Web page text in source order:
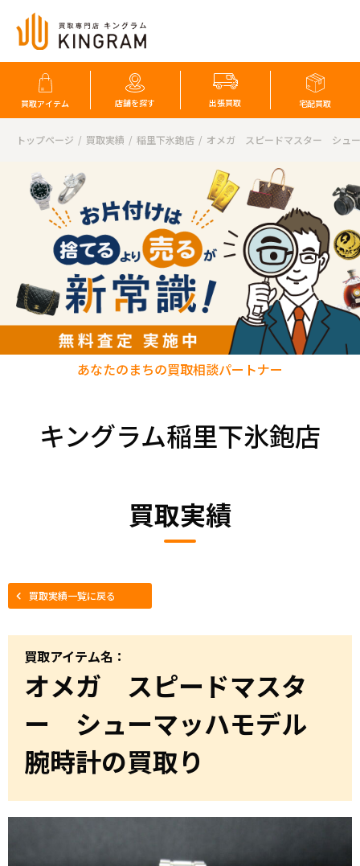
買取アイテム 店舗を探す 出張買取 宅配買取
トップページ 買取実績 稲里下氷鉋店 オメガ スピードマスター シュ
キングラム稲里下氷鉋店
あなたのまちの買取相談パートナー
買取実績
買取実績一覧に戻る
買取アイテム名：
オメガ スピードマスタ
ー シューマッハモデル
腕時計の買取り